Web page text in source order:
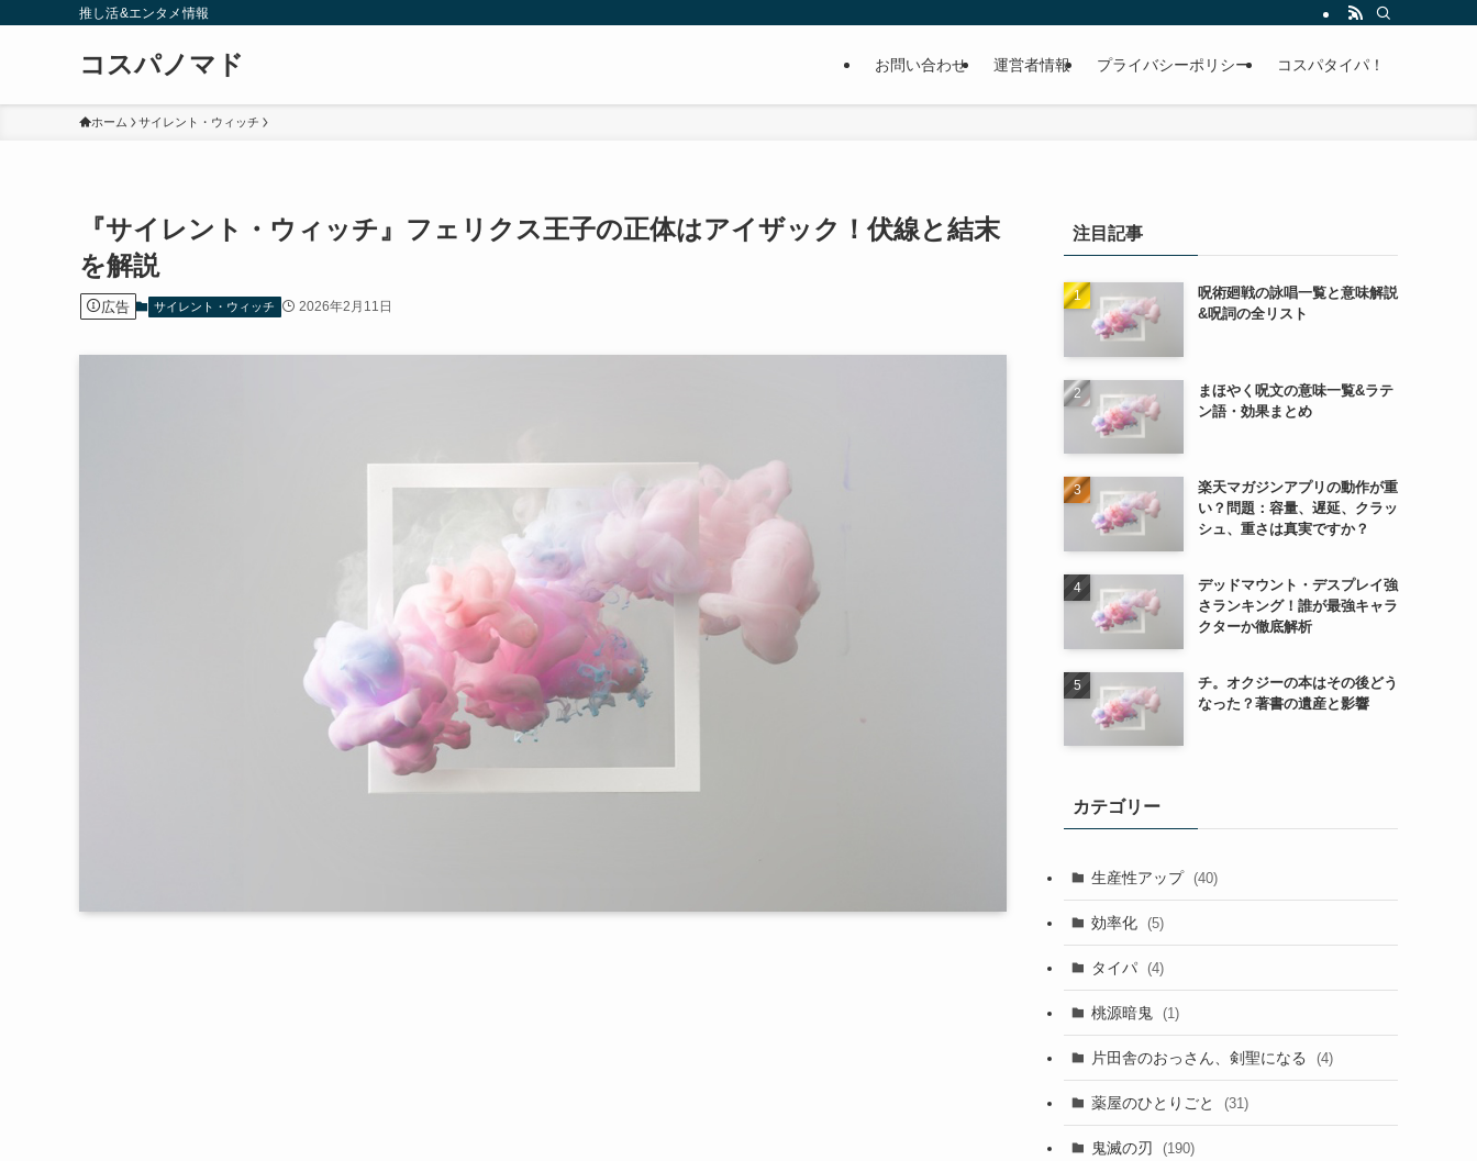
推し活&エンタメ情報
コスパノマド お問い合わせ 運営者情報 プライバシーポリシー コスパタイパ！
ホーム サイレント・ウィッチ
『サイレント・ウィッチ』フェリクス王子の正体はアイザック！伏線と結末
を解説
広告 サイレント・ウィッチ 2026年2月11日
注目記事
呪術廻戦の詠唱一覧と意味解説
&呪詞の全リスト
まほやく呪文の意味一覧&ラテ
ン語・効果まとめ
楽天マガジンアプリの動作が重
い？問題：容量、遅延、クラッ
シュ、重さは真実ですか？
デッドマウント・デスプレイ強
さランキング！誰が最強キャラ
クターか徹底解析
チ。オクジーの本はその後どう
なった？著書の遺産と影響
カテゴリー
生産性アップ (40)
効率化 (5)
タイパ (4)
桃源暗鬼 (1)
片田舎のおっさん、剣聖になる (4)
薬屋のひとりごと (31)
鬼滅の刃 (190)